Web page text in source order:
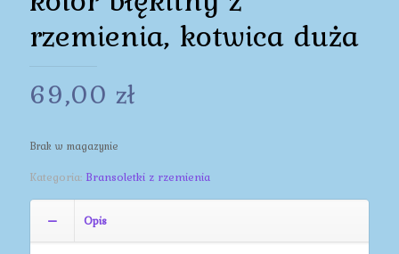
rzemienia, kotwica duża
69,00 zł
Brak w magazynie
Kategoria: Bransoletki z rzemienia
Opis